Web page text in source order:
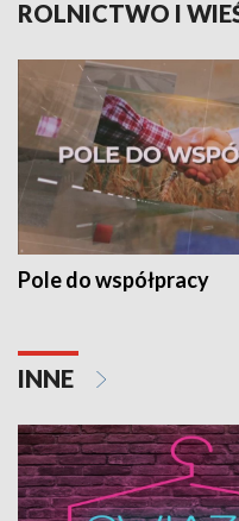
ROLNICTWO I
Pole do współpracy
INNE